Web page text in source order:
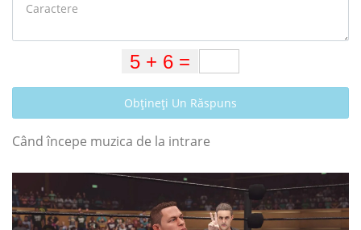
Obțineți Un Răspuns
Când începe muzica de la intrare